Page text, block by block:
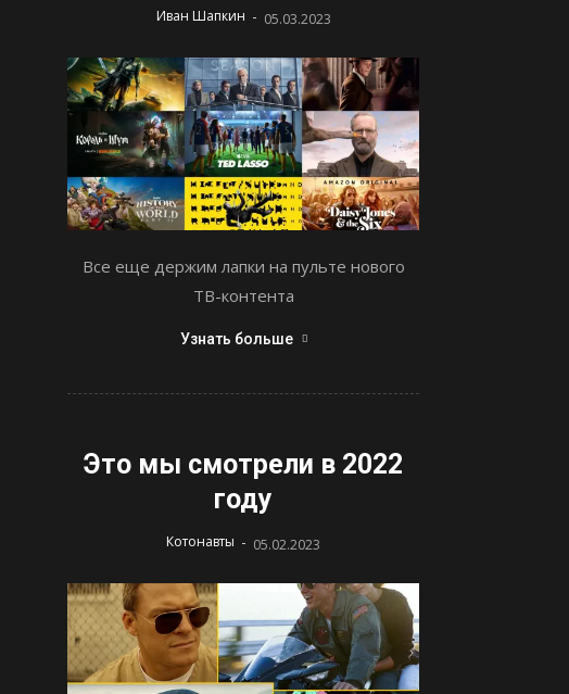
Иван Шапкин - 05.03.2023
Все еще держим лапки на пульте нового
ТВ-контента
Узнать больше
Это мы смотрели в 2022
году
Котонавты - 05.02.2023